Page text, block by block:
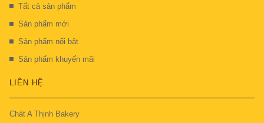
Tất cả sản phẩm
Sản phẩm mới
Sản phẩm nổi bật
Sản phẩm khuyến mãi
LIÊN HỆ
Chát A Thịnh Bakery